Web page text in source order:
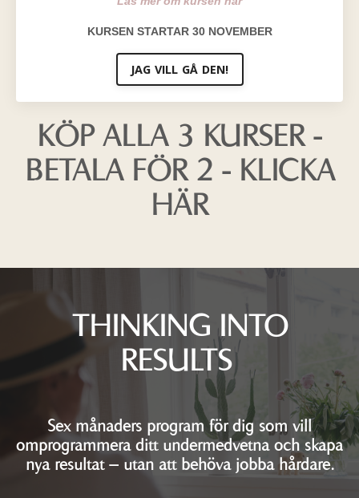
KURSEN STARTAR 30 NOVEMBER
JAG VILL GÅ DEN!
KÖP ALLA 3 KURSER -
BETALA FÖR 2 - KLICKA
HÄR
THINKING INTO
RESULTS
Sex månaders program för dig som vill
omprogrammera ditt undermedvetna och skapa
nya resultat – utan att behöva jobba hårdare.